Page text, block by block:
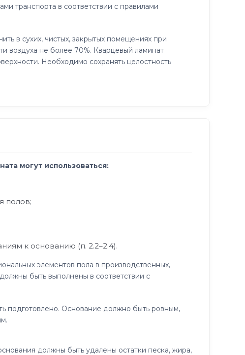
транспорта в соответствии с правилами
в сухих, чистых, закрытых помещениях при
воздуха не более 70%. Кварцевый ламинат
Необходимо сохранять целостность
могут использоваться:
полов;
к основанию (п. 2.2–2.4).
элементов пола в производственных,
быть выполнены в соответствии с
подготовлено. Основание должно быть ровным,
должны быть удалены остатки песка, жира,